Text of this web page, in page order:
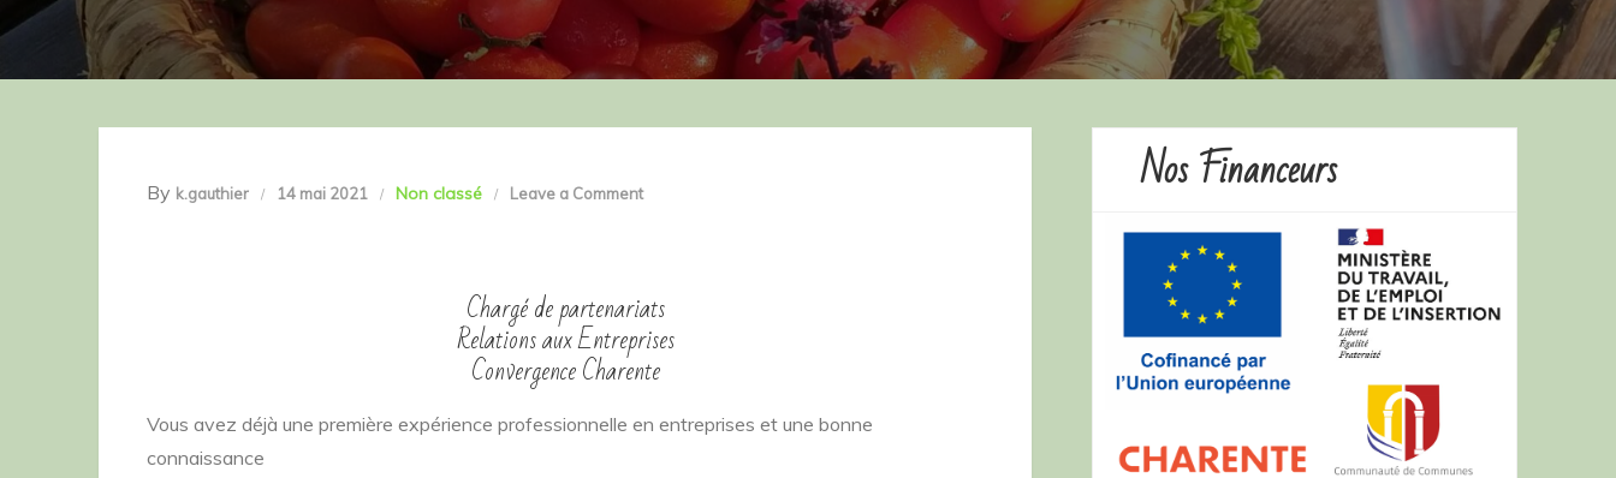
By k.gauthier 14 mai 2021 Non classé Leave a Commenton
Charente
Chargé de partenariats
Relations aux Entreprises
Convergence Charente
Vous avez déjà une première expérience professionnelle en entreprises et une bonne
connaissance
Nos Financeurs